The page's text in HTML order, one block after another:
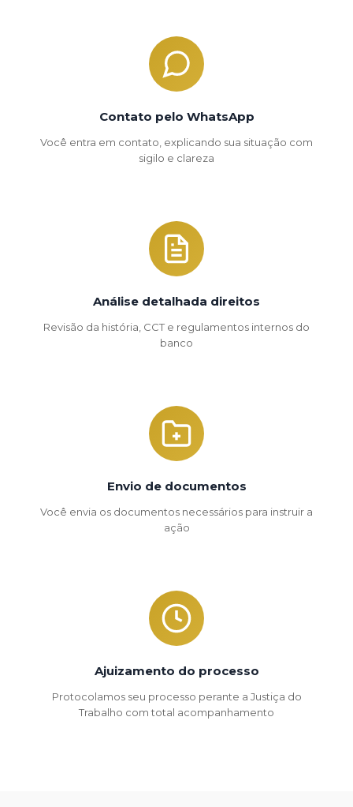
Contato pelo WhatsApp
Você entra em contato, explicando sua situação com
sigilo e clareza
Análise detalhada direitos
Revisão da história, CCT e regulamentos internos do
banco
Envio de documentos
Você envia os documentos necessários para instruir a
ação
Ajuizamento do processo
Protocolamos seu processo perante a Justiça do
Trabalho com total acompanhamento